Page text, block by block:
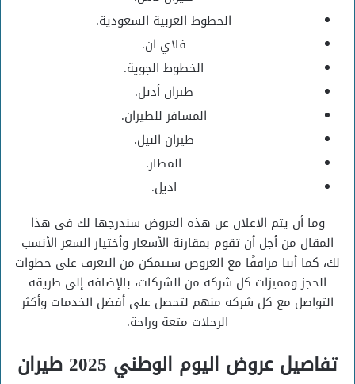
الخطوط العربية السعودية.
فلاي ان.
الخطوط الجوية.
طيران أديل.
المسافر للطيران.
طيران النيل.
المطار.
اديل.
وما أن يتم الاعلان عن هذه العروض سندرجها لك فى هذا
المقال من أجل أن تقوم بمقارنة الأسعار وأختيار السعر الأنسب
لك، كما أننا مرافقًا مع العروض ستتمكن من التعرف على خطوات
الحجز ومميزات كل شركة من الشركات، بالإضافة إلى طريقة
التواصل مع كل شركة منهم لتحصل على أفضل الخدمات وأكثر
الرحلات متعة وراحة.
تفاصيل عروض اليوم الوطني 2025 طيران